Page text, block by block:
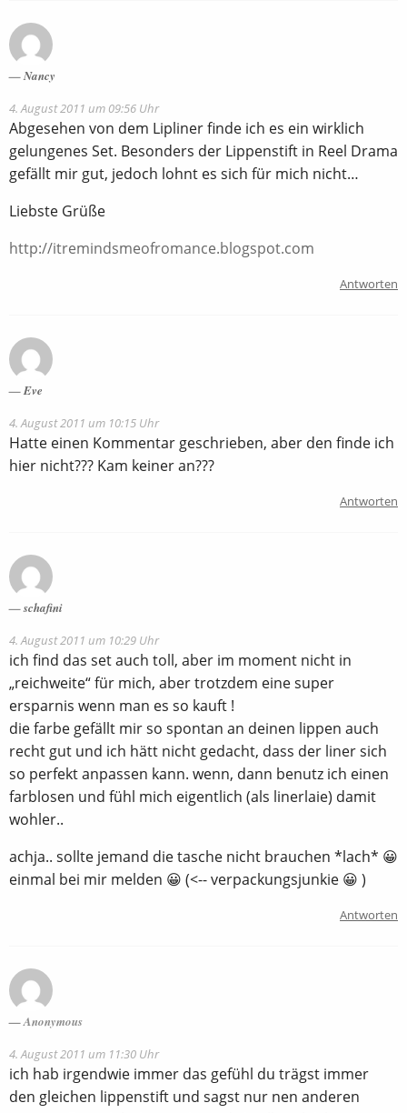
Nancy
4. August 2011 um 09:56 Uhr
Abgesehen von dem Lipliner finde ich es ein wirklich
gelungenes Set. Besonders der Lippenstift in Reel Drama
gefällt mir gut, jedoch lohnt es sich für mich nicht…
Liebste Grüße
http://itremindsmeofromance.blogspot.com
Antworten
Eve
4. August 2011 um 10:15 Uhr
Hatte einen Kommentar geschrieben, aber den finde ich
hier nicht??? Kam keiner an???
Antworten
schafini
4. August 2011 um 10:29 Uhr
ich find das set auch toll, aber im moment nicht in
„reichweite“ für mich, aber trotzdem eine super
ersparnis wenn man es so kauft !
die farbe gefällt mir so spontan an deinen lippen auch
recht gut und ich hätt nicht gedacht, dass der liner sich
so perfekt anpassen kann. wenn, dann benutz ich einen
farblosen und fühl mich eigentlich (als linerlaie) damit
wohler..
achja.. sollte jemand die tasche nicht brauchen *lach* 😀
einmal bei mir melden 😀 (<-- verpackungsjunkie 😀 )
Antworten
Anonymous
4. August 2011 um 11:30 Uhr
ich hab irgendwie immer das gefühl du trägst immer
den gleichen lippenstift und sagst nur nen anderen